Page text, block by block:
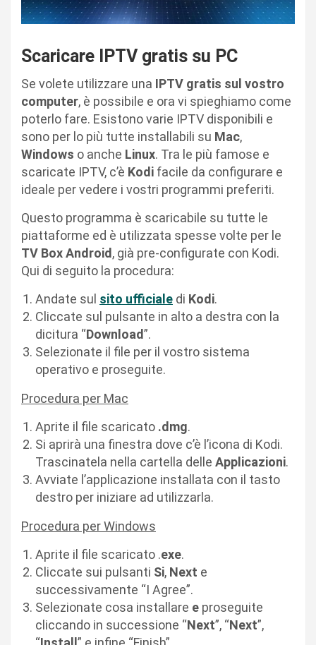
Scaricare IPTV gratis su PC
Se volete utilizzare una IPTV gratis sul vostro
computer, è possibile e ora vi spieghiamo come
poterlo fare. Esistono varie IPTV disponibili e
sono per lo più tutte installabili su Mac,
Windows o anche Linux. Tra le più famose e
scaricate IPTV, c’è Kodi facile da configurare e
ideale per vedere i vostri programmi preferiti.
Questo programma è scaricabile su tutte le
piattaforme ed è utilizzata spesse volte per le
TV Box Android, già pre-configurate con Kodi.
Qui di seguito la procedura:
Andate sul sito ufficiale di Kodi.
Cliccate sul pulsante in alto a destra con la
dicitura “Download”.
Selezionate il file per il vostro sistema
operativo e proseguite.
Procedura per Mac
Aprite il file scaricato .dmg.
Si aprirà una finestra dove c’è l’icona di Kodi.
Trascinatela nella cartella delle Applicazioni.
Avviate l’applicazione installata con il tasto
destro per iniziare ad utilizzarla.
Procedura per Windows
Aprite il file scaricato .exe.
Cliccate sui pulsanti Si, Next e
successivamente “I Agree”.
Selezionate cosa installare e proseguite
cliccando in successione “Next”, “Next”,